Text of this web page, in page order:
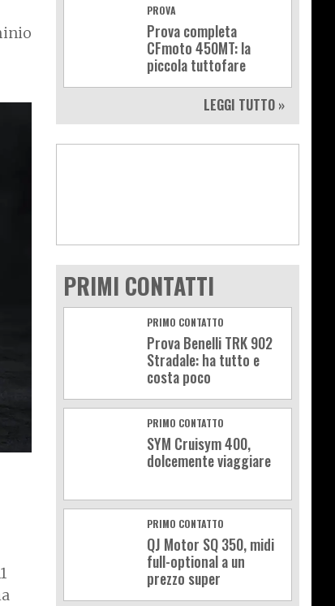
PROVA
Prova completa
CFmoto 450MT: la
piccola tuttofare
LEGGI TUTTO »
PRIMI CONTATTI
PRIMO CONTATTO
Prova Benelli TRK 902
Stradale: ha tutto e
costa poco
PRIMO CONTATTO
SYM Cruisym 400,
dolcemente viaggiare
PRIMO CONTATTO
QJ Motor SQ 350, midi
full-optional a un
prezzo super